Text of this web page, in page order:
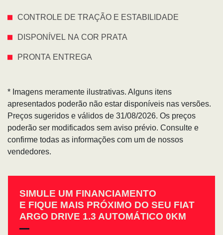
CONTROLE DE TRAÇÃO E ESTABILIDADE
DISPONÍVEL NA COR PRATA
PRONTA ENTREGA
* Imagens meramente ilustrativas. Alguns itens
apresentados poderão não estar disponíveis nas versões.
Preços sugeridos e válidos de 31/08/2026. Os preços
poderão ser modificados sem aviso prévio. Consulte e
confirme todas as informações com um de nossos
vendedores.
SIMULE UM FINANCIAMENTO
E FIQUE MAIS PRÓXIMO DO SEU FIAT
ARGO DRIVE 1.3 AUTOMÁTICO 0KM